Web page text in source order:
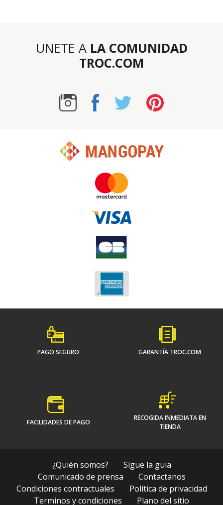
UNETE A LA COMUNIDAD
TROC.COM
PAGO SEGURO GARANTÍA TROC.COM
FACILIDADES DE PAGO
RECOGIDA INMEDIATA EN
TIENDA
¿Quién somos?
Sigue la guia
Comunicado de prensa
Contactanos
Condiciones contractuales
Política de privacidad
Terminos y condiciones
Plano del sitio